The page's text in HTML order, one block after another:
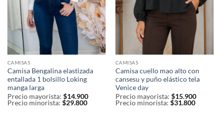
CAMISAS
Camisa Bengalina elastizada
entallada 1 bolsillo Loking
manga larga
Precio mayorista: $14.900
Precio minorista: $29.800
CAMISAS
Camisa cuello mao alto con
cansesu y puño elástico tela
Venice day
Precio mayorista: $15.900
Precio minorista: $31.800